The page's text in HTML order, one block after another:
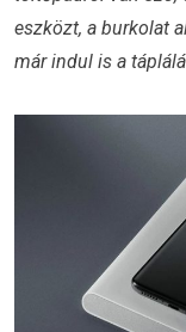
eszközt, a burkolat
már indul is a